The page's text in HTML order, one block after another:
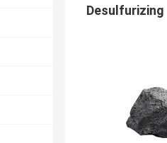
Desulfurizing